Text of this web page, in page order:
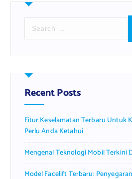
r
h
f
o
:
Recent Posts
Fitur Keselamatan Terbaru Untuk
Perlu Anda Ketahui
Mengenal Teknologi Mobil Terkini
Model Facelift Terbaru: